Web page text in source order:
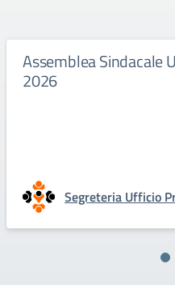
Assemblea Sindacale
2026
Segreteria Ufficio